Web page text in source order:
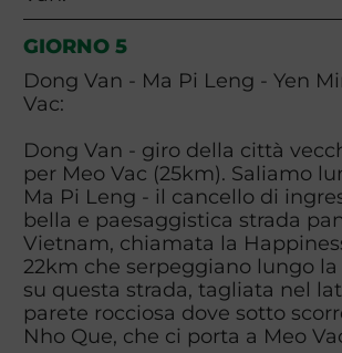
GIORNO 5
Dong Van - Ma Pi Leng - Yen
Vac:
Dong Van - giro della città
per Meo Vac (25km). Saliamo
Ma Pi Leng - il cancello di
bella e paesaggistica strada
Vietnam, chiamata la
22km che serpeggiano lungo
su questa strada, tagliata nel
parete rocciosa dove sotto
Nho Que, che ci porta a Meo